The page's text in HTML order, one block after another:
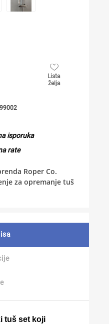
Lista
želja
isporuka
rate
Roper Co.
za opremanje tuš
tuš set koji